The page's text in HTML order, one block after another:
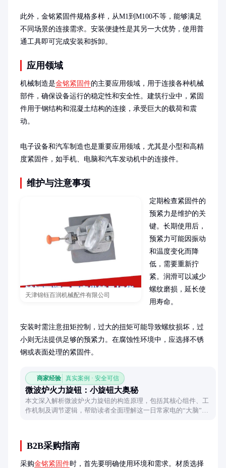
此外，金铭紧固件规格多样，从M1到M100不等，能够满足
不同场景的连接需求。安装便捷性是其另一大优势，使用普
通工具即可完成安装和拆卸。
应用领域
机械制造是金铭紧固件的主要应用领域，用于连接各种机械
部件，确保设备运行的稳定性和安全性。建筑行业中，紧固
件用于钢结构和混凝土结构的连接，承受巨大的载荷和震
动。
电子设备和汽车制造也是重要应用领域，尤其是小型和高精
度紧固件，如手机、电脑和汽车发动机中的连接件。
维护与注意事项
天津锦钰百润机械配件有限公司
定期检查紧固件的
预紧力是维护的关
键。长期使用后，
预紧力可能因振动
和温度变化而降
低，需要重新拧
紧。润滑可以减少
螺纹磨损，延长使
用寿命。
安装时需注意扭矩控制，过大的扭矩可能导致螺纹损坏，过
小则无法提供足够的预紧力。在腐蚀性环境中，应选择不锈
钢或表面处理的紧固件。
商家经验 真实案例 · 安全可信
微波炉火力旋钮：小旋钮大奥秘
本文深入解析微波炉火力旋钮的构造原理，包括其核心组件、工
作机制及调节逻辑，帮助读者全面理解这一日常家电的“大脑”如
B2B采购指南
采购金铭紧固件时，首先要明确使用环境和需求。材质选择